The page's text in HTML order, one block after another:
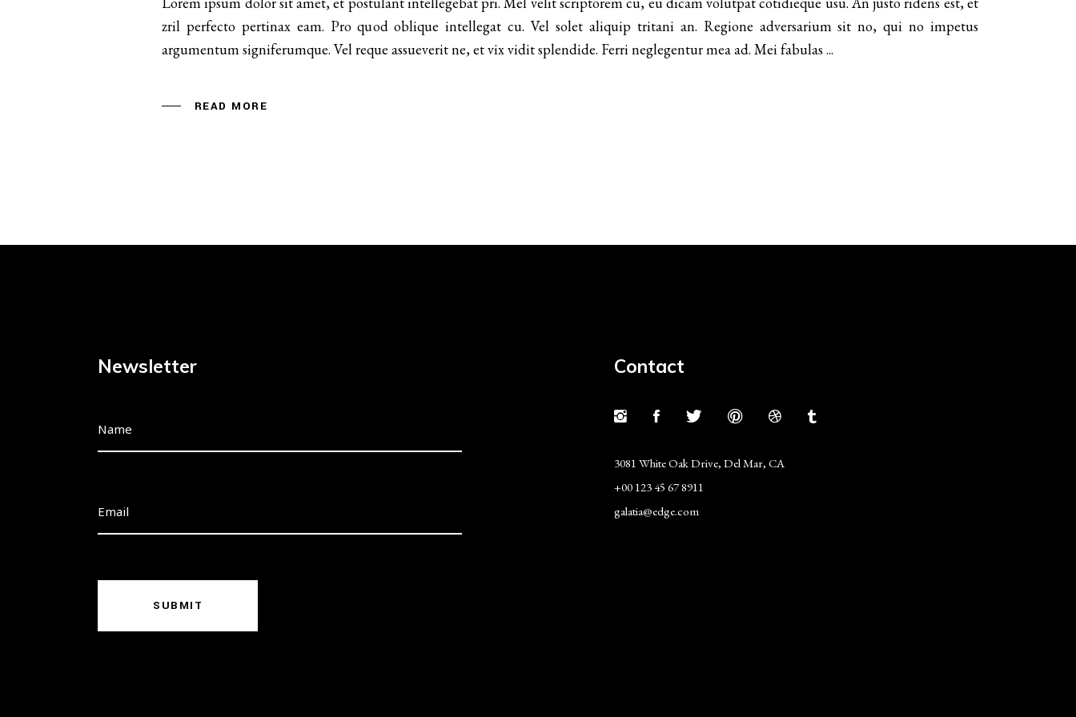
ou
diminuer
zril perfecto pertinax eam. Pro quod oblique intellegat cu. Vel solet aliquip tritani an. Regione adversarium sit no, qui no impetus
argumentum signiferumque. Vel reque assueverit ne, et vix vidit splendide. Ferri neglegentur mea ad. Mei fabulas
READ MORE
Newsletter
SUBMIT
Contact
3081 White Oak Drive, Del Mar, CA
+00 123 45 67 8911
galatia@edge.com